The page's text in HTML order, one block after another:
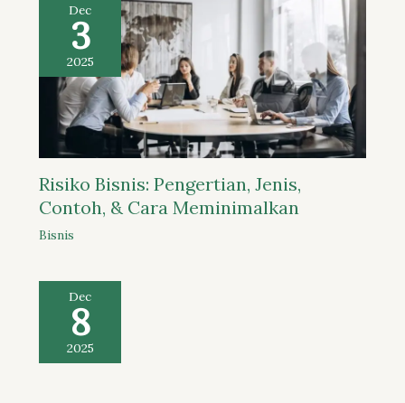
Dec
3
2025
Risiko Bisnis: Pengertian, Jenis,
Contoh, & Cara Meminimalkan
Bisnis
Dec
8
2025